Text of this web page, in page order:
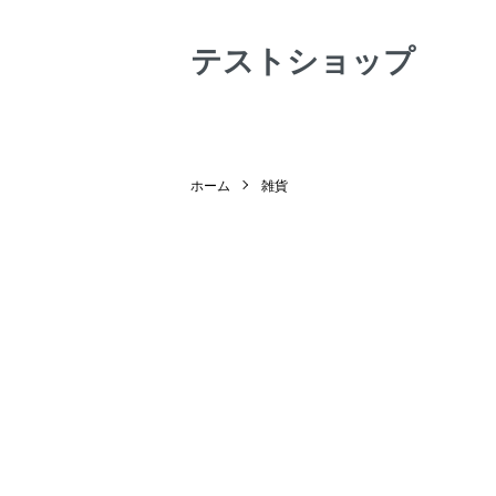
テストショップ
ホーム 雑貨